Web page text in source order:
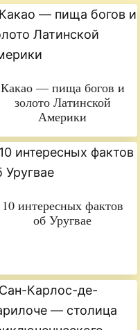
Какао — пища богов и
золото Латинской
Америки
10 интересных фактов
об Уругвае